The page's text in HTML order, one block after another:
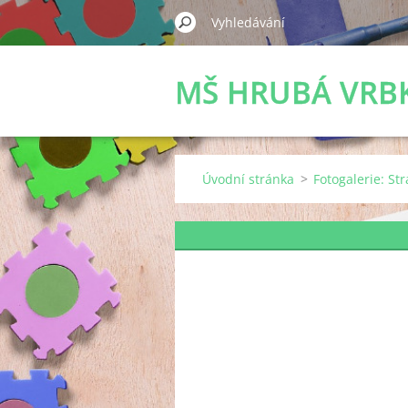
MŠ HRUBÁ
Úvodní stránka > Fotogalerie: